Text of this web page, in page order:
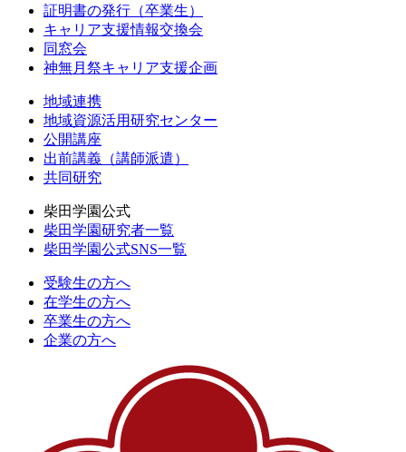
証明書の発行（卒業生）
キャリア支援情報交換会
同窓会
神無月祭キャリア支援企画
地域連携
地域資源活用研究センター
公開講座
出前講義（講師派遣）
共同研究
柴田学園公式
柴田学園研究者一覧
柴田学園公式SNS一覧
受験生の方へ
在学生の方へ
卒業生の方へ
企業の方へ